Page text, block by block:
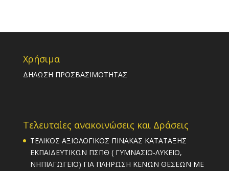
Χρήσιμα
ΔΗΛΩΣΗ ΠΡΟΣΒΑΣΙΜΟΤΗΤΑΣ
Τελευταίες ανακοινώσεις και Δράσεις
ΤΕΛΙΚΟΣ ΑΞΙΟΛΟΓΙΚΟΣ ΠΙΝΑΚΑΣ ΚΑΤΑΤΑΞΗΣ
ΕΚΠΑΙΔΕΥΤΙΚΩΝ ΠΣΠΘ ( ΓΥΜΝΑΣΙΟ-ΛΥΚΕΙΟ,
ΝΗΠΙΑΓΩΓΕΙΟ) ΓΙΑ ΠΛΗΡΩΣΗ ΚΕΝΩΝ ΘΕΣΕΩΝ ΜΕ